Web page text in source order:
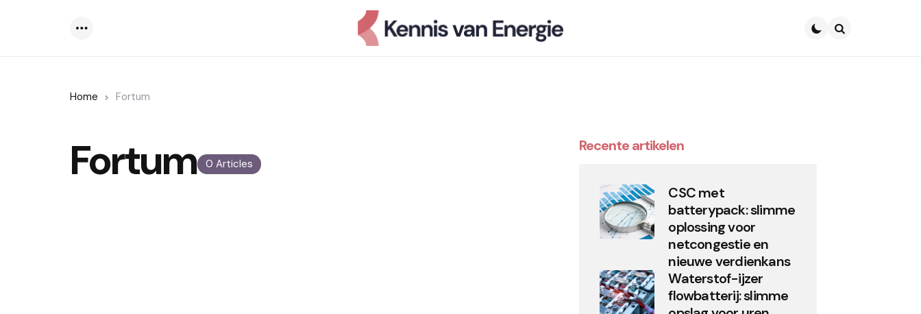
Home Fortum
0 Articles
Fortum Recente artikelen
CSC met
batterypack: slimme
oplossing voor
netcongestie en
nieuwe verdienkans
Waterstof-ijzer
flowbatterij: slimme